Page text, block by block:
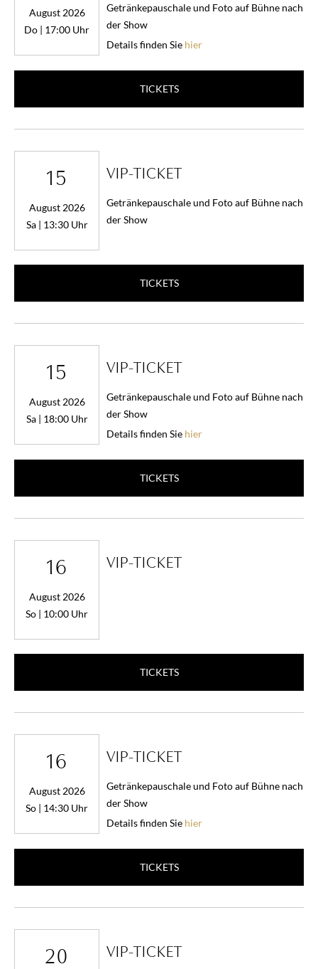
August 2026
Do | 17:00 Uhr
Getränkepauschale und Foto auf Bühne nach
der Show
Details finden Sie hier
TICKETS
15
August 2026
Sa | 13:30 Uhr
VIP-TICKET
Getränkepauschale und Foto auf Bühne nach
der Show
TICKETS
15
August 2026
Sa | 18:00 Uhr
VIP-TICKET
Getränkepauschale und Foto auf Bühne nach
der Show
Details finden Sie hier
TICKETS
16
August 2026
So | 10:00 Uhr
VIP-TICKET
TICKETS
16
August 2026
So | 14:30 Uhr
VIP-TICKET
Getränkepauschale und Foto auf Bühne nach
der Show
Details finden Sie hier
TICKETS
20 VIP-TICKET